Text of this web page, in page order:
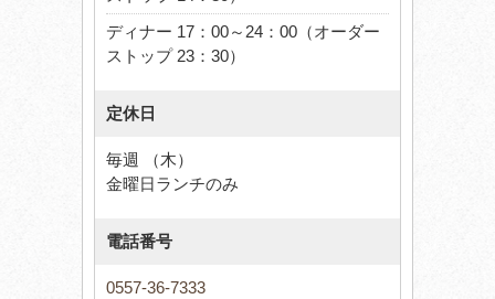
ディナー 17：00～24：00（オーダー
ストップ 23：30）
定休日
毎週 （木）
金曜日ランチのみ
電話番号
0557-36-7333